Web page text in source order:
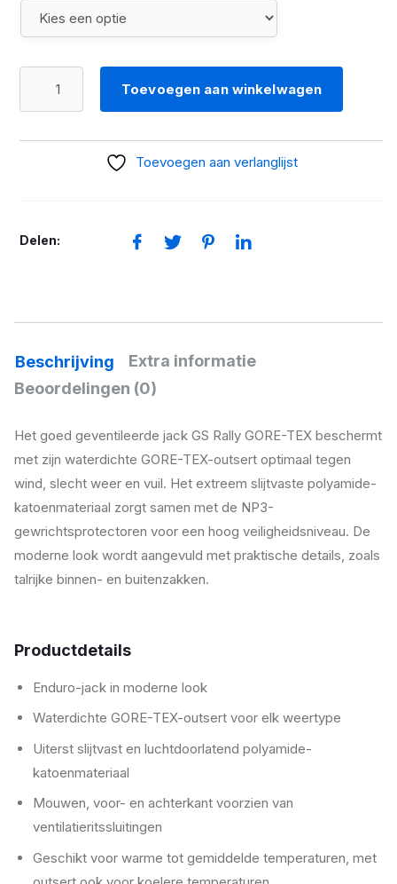
aantal
Toevoegen aan winkelwagen
Toevoegen aan verlanglijst
Delen:
Beschrijving
Extra informatie
Beoordelingen (0)
Het goed geventileerde jack GS Rally GORE-TEX beschermt
met zijn waterdichte GORE-TEX-outsert optimaal tegen
wind, slecht weer en vuil. Het extreem slijtvaste polyamide-
katoenmateriaal zorgt samen met de NP3-
gewrichtsprotectoren voor een hoog veiligheidsniveau. De
moderne look wordt aangevuld met praktische details, zoals
talrijke binnen- en buitenzakken.
Productdetails
Enduro-jack in moderne look
Waterdichte GORE-TEX-outsert voor elk weertype
Uiterst slijtvast en luchtdoorlatend polyamide-
katoenmateriaal
Mouwen, voor- en achterkant voorzien van
ventilatieritssluitingen
Geschikt voor warme tot gemiddelde temperaturen, met